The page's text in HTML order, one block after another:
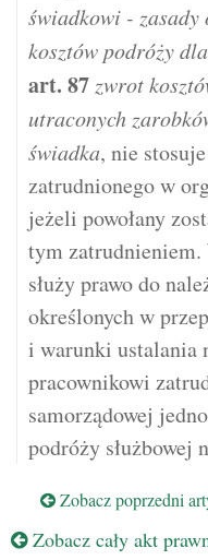
świadkowi -
kosztów podróży
art. 87 zwrot
utraconych
świadka, nie
zatrudnionego w
jeżeli powołany
tym
służy prawo do
określonych w
i warunki ustalania
pracownikowi
samorządowej
podróży służbowej
Zobacz poprzedni
Zobacz cały akt